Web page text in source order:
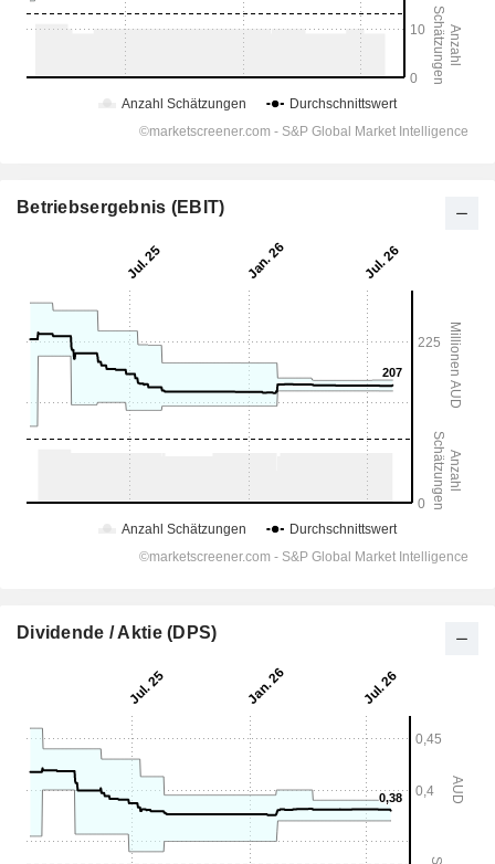
Betriebsergebnis (EBIT)
Dividende / Aktie (DPS)